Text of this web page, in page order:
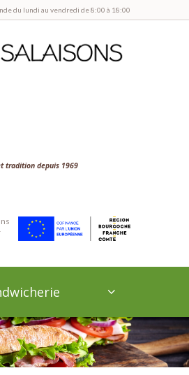
du lundi au vendredi de 8:00 à 18:00
tradition depuis 1969